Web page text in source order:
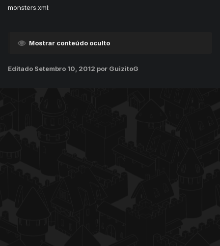
monsters.xml:
Mostrar conteúdo oculto
Editado Setembro 10, 2012 por GuizitoG